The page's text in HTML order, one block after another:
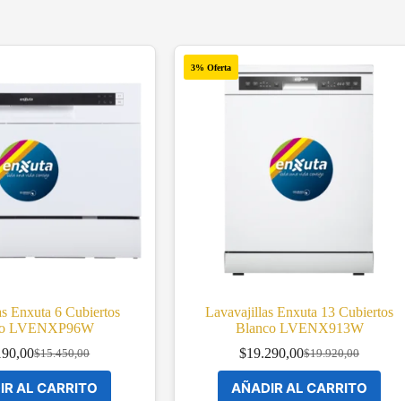
Enxuta 6 Cubiertos
LVENXP96W
$15.450,00
Original
was:
Current
is:
AL CARRITO
3% Oferta
Lavavajillas Enxuta 13 Cubiertos
Blanco LVENX913W
$19.920,00
Original
was:
$19.290,00Current
is:
AÑADIR AL CARRITO